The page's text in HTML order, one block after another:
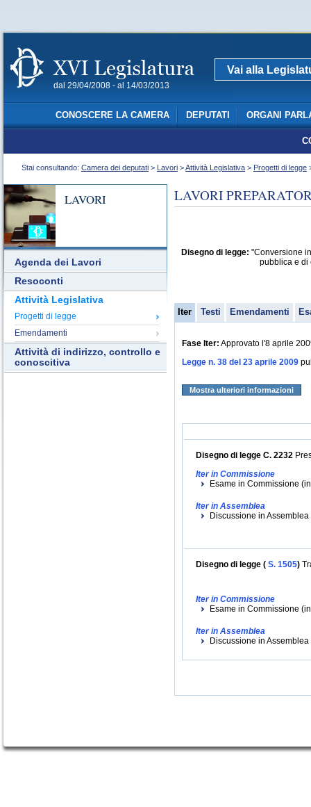
dal 29/04/2008 - al 14/03/2013
Vai alla
CONOSCERE LA CAMERA DEPUTATI ORGANI
Stai consultando: Camera dei deputati > Lavori >Attività Legislativa > Progetti di legge
LAVORI
Agenda dei Lavori
Resoconti
Attività Legislativa
Progetti di legge
Emendamenti
Attività di indirizzo, controllo e
conoscitiva
LAVORI
Disegno di legge: "Conversione
pubblica e di
Iter Testi Emendamenti
Fase Iter: Approvato l'8 aprile
Legge n. 38 del 23 aprile 2009
Mostra ulteriori informazioni
Disegno di legge C. 2232
Iter in Commissione
Esame in Commissione
Iter in Assemblea
Discussione in
Disegno di legge ( S. 1505)
Iter in Commissione
Esame in Commissione
Iter in Assemblea
Discussione in